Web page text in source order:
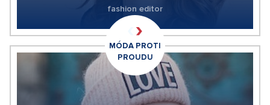
fashion editor
MÓDA PROTI
PROUDU